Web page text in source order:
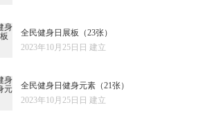
全民健身日展板 （23张）
2023年10月25日日 建立
全民健身日健身元素 （21张）
2023年10月25日日 建立